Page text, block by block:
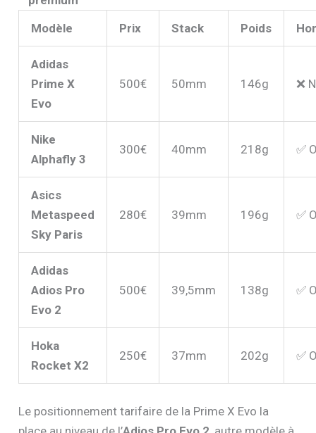
Modèle
Prix Stack Poids
Adidas
Prime X
Evo
500€ 50mm 146g ❌
Nike
Alphafly 3
300€ 40mm 218g ✅
Asics
Metaspeed
Sky Paris
280€ 39mm 196g ✅
Adidas
Adios Pro
Evo 2
500€ 39,5mm 138g ✅
Hoka
Rocket X2
250€ 37mm 202g ✅
Le positionnement tarifaire de la Prime X Evo la